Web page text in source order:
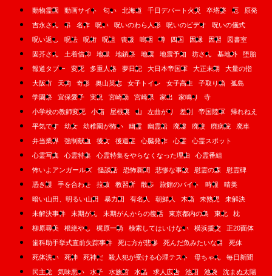
動物霊園
動画サイト 匂い 北海道 千日デパート火災 卒塔婆 厄
原発
吉永さん
吊 名作 呪い 呪いのわら人形 呪いのビデオ
呪いの儀式
呪い返し
呪法 呪術 呪詛 喪服 嗚咽 噂 四国 因縁 因習
図書室
固芥さん
土着信仰 地獄 地鎮祭 地震 地震予知 坊さん 基地外
堕胎
報道タブー
変死 多重人格 夢日記 大日本帝国軍 大正末期
大量の指
大阪市
天狗 奇形 奥山英志 女子トイレ 女子高生 子取り箱
孤島
学園祭
宜保愛子 実況 宮崎勤 宮崎県 家出 家鳴り
寺
小学校の教師変死
小箱 屋根裏 山 左曲がり 差別 帝国陸軍
帰れねえ
平気です
幼女 幼稚園が怖い 幽霊 幽霊船 廃墟 廃校 廃病院
廃車
弁当業界
強制献血 後女 後遺症 心臓発作 心霊
心霊スポット
心霊写真
心霊特集 心霊特集をやらなくなった理由
心霊番組
怖いよアンガールズ
怪談話 恐怖新聞 悲惨な事故 慰霊の森
慰霊碑
憑き護
手を合わせ 拉致 教習所 散歩 旅館のバイト 時報
晴美
暗い山田、明るい山田
暴力団 有名人 朝鮮人 木箱 未熟児
未解決
未解決事件
末期がん 末期がんからの復活 東京都内の島 東北
枕
柳原尋美
根絶やし 梶原一騎 検索してはいけない 横浜援交
正20面体
歯科助手挙式直前失踪事件
死に方が悲惨 死んだ魚みたいな目
死体
死体洗い
死神 死神だ 殺人犯が受ける心理テスト 母ちゃん
毎日新聞
民主党
気味悪い 水子 水族館 水晶 求人広告 池沼 池袋
沈まぬ太陽